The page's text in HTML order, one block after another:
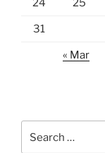
24 25
31
« Mar
for: